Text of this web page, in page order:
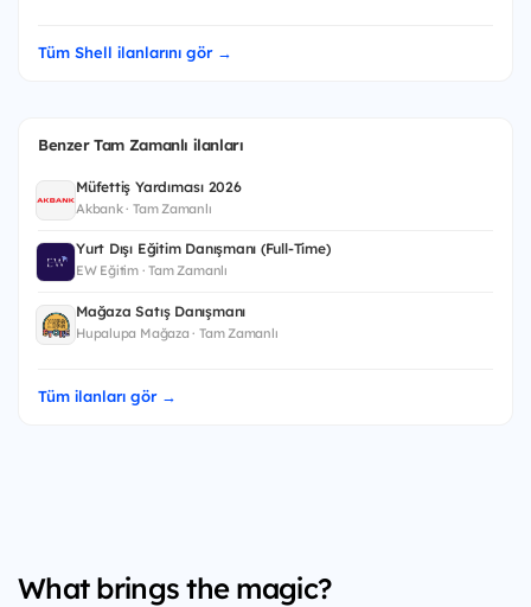
Tüm Shell ilanlarını gör →
Benzer Tam Zamanlı ilanları
Müfettiş Yardımcısı 2026
Akbank · Tam Zamanlı
Yurt Dışı Eğitim Danışmanı (Full-Time)
EW Eğitim · Tam Zamanlı
Mağaza Satış Danışmanı
Hupalupa Mağaza · Tam Zamanlı
Tüm ilanları gör →
What brings the magic?